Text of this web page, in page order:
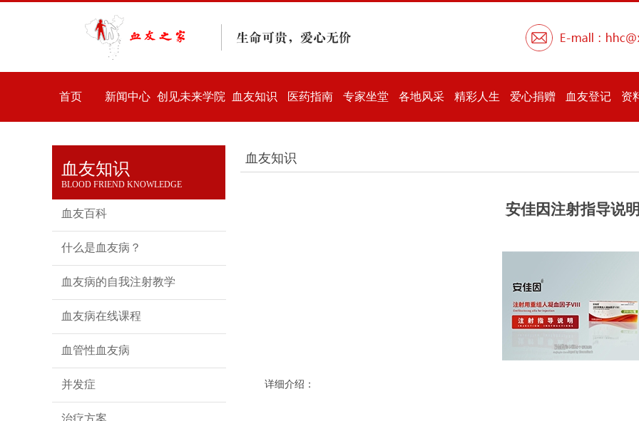
首页 新闻中心 创见未来学院 血友知识 医药指南 专家坐堂 各地风采 精彩人生 爱心捐赠 血友登记 资
血友知识
血友知识
BLOOD FRIEND KNOWLEDGE
血友百科
什么是血友病？
血友病的自我注射教学
血友病在线课程
血管性血友病
并发症
治疗方案
安佳因注射指导说
详细介绍：